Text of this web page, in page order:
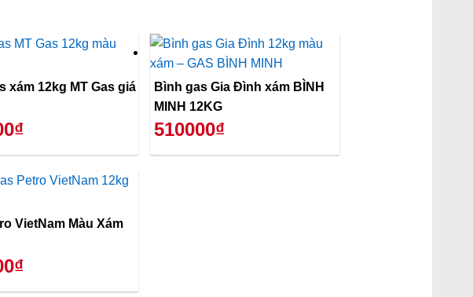
xám 12kg MT Gas giá
Bình gas Gia Đình xám BÌNH
MINH 12KG
510000₫
VietNam Màu Xám